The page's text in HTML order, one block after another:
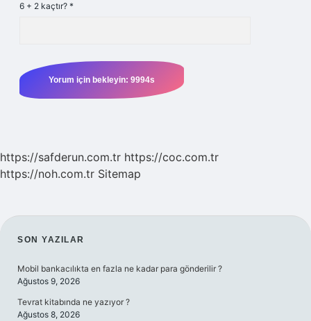
6 + 2 kaçtır? *
https://safderun.com.tr https://coc.com.tr
https://noh.com.tr Sitemap
SIDEBAR
SON YAZILAR
Mobil bankacılıkta en fazla ne kadar para gönderilir ?
Ağustos 9, 2026
Tevrat kitabında ne yazıyor ?
Ağustos 8, 2026